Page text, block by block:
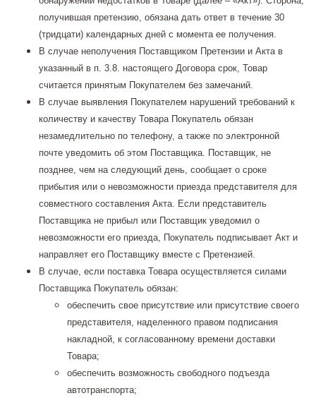
получившая претензию, обязана дать ответ в течение 30
(тридцати) календарных дней с момента ее получения.
В случае неполучения Поставщиком Претензии и Акта в
указанный в п. 3.8. настоящего Договора срок, Товар
считается принятым Покупателем без замечаний.
В случае выявления Покупателем нарушений требований к
количеству и качеству Товара Покупатель обязан
незамедлительно по телефону, а также по электронной
почте уведомить об этом Поставщика. Поставщик, не
позднее, чем на следующий день, сообщает о сроке
прибытия или о невозможности приезда представителя для
совместного составления Акта. Если представитель
Поставщика не прибыл или Поставщик уведомил о
невозможности его приезда, Покупатель подписывает Акт и
направляет его Поставщику вместе с Претензией.
В случае, если поставка Товара осуществляется силами
Поставщика Покупатель обязан:
обеспечить свое присутствие или присутствие своего
представителя, наделенного правом подписания
накладной, к согласованному времени доставки
Товара;
обеспечить возможность свободного подъезда
автотранспорта;